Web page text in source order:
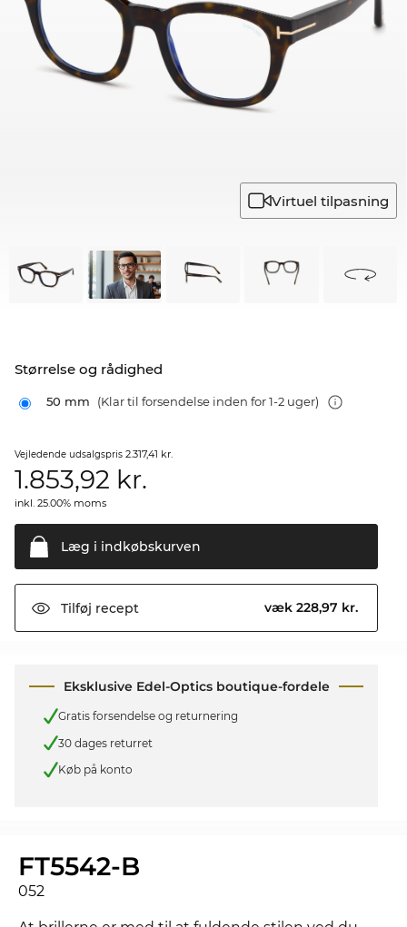
Virtuel tilpasning
Størrelse og rådighed
50 mm (Klar til forsendelse inden for 1-2 uger)
Vejledende udsalgspris 2.317,41 kr.
1.853,92 kr.
inkl. 25.00% moms
Læg i indkøbskurven
Tilføj recept væk 228,97 kr.
Eksklusive Edel-Optics boutique-fordele
Gratis forsendelse og returnering
30 dages returret
Køb på konto
FT5542-B
052